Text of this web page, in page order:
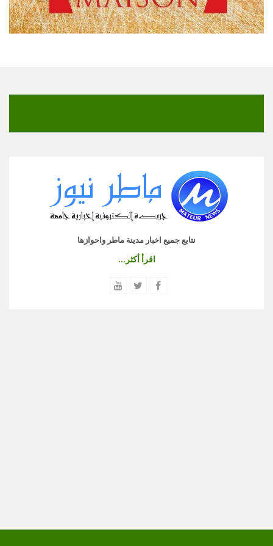
نتابع جميع اخبار مدينة ماطر واحوازها
اقرأ أكثر...